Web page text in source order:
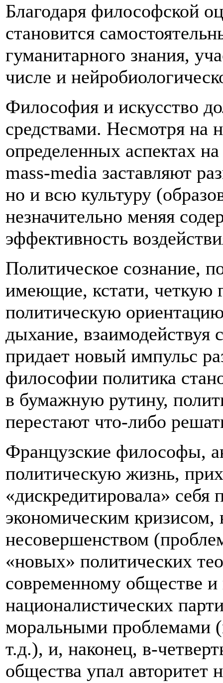
Благодаря философской
становится
гуманитарного знания,
числе и
Философия и искусство
средствами. Несмотря на
определенных аспектах
mass-media заставляют
но и всю культуру
незначительно меняя
эффективность
Политическое сознание,
имеющие, кстати, четкую
политическую
дыхание,
придает новый импульс
философии политика
в бумажную рутину,
перестают что-либо
Французские философы,
политическую жизнь,
«дискредитировала»
экономическим
несовершенством
«новых» политических
современному обществе и
националистических
моральными проблемами
т.д.), и, наконец, в-
общества упал авторитет